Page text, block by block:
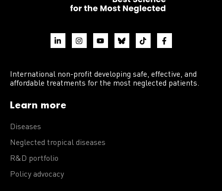
International non-profit developing safe, effective, and
affordable treatments for the most neglected patients.
Learn more
Diseases
Neglected tropical diseases
R&D portfolio
Policy advocacy